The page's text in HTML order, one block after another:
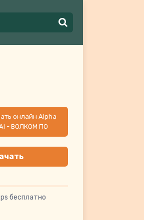
онлайн Alpha
- ВОЛКОМ ПО
бесплатно